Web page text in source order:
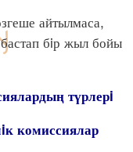
айтылмаса,
бiр жыл бойы
түрлерi
комиссиялар